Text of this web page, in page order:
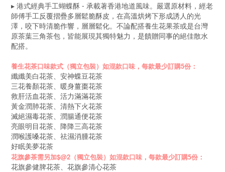
▸ 港式經典手工蝴蝶酥 - 承載著香港地道風味。嚴選原材料，經老
師傅手工反覆摺疊多層鬆脆酥皮，在高溫烘烤下形成誘人的光
澤，咬下時清脆作響，層層鬆化。不論配搭養生花果茶或是台灣
原茶葉三角茶包，皆能展現其獨特魅力，是饋贈同事的絕佳散水
配搭。
養生花茶口味款式 （獨立包裝）如混款口味，每款最少訂購5份：
纖纖美白花茶、安神蝶豆花茶
三花養顏花茶、暖身薑棗花茶
救肝活血花茶、活力滿滿花茶
黃金潤肺花茶、清熱下火花茶
滅絕濕毒花茶、潤腸通便花茶
亮眼明目花茶、降降三高花茶
潤喉護嗓花茶、祛濕消腫花茶
好眠美夢花茶
花旗參茶需另加$@2 （獨立包裝） 如混款口味，每款最少訂購5份：
花旗參健脾花茶、花旗參清心花茶